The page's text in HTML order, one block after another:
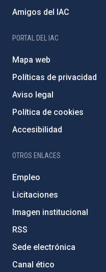
Amigos del IAC
PORTAL DEL IAC
Mapa web
Políticas de privacidad
Aviso legal
Política de cookies
Accesibilidad
OTROS ENLACES
Empleo
Licitaciones
Imagen institucional
RSS
Sede electrónica
Canal ético